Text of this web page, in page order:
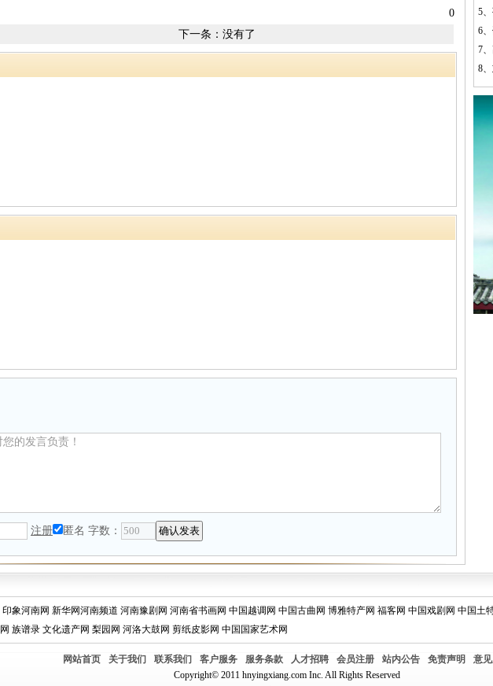
5、
6、
7、
8、
0
下一条：没有了
注册 匿名 字数：
印象河南网 新华网河南频道 河南豫剧网 河南省书画网 中国越调网 中国古曲网 博雅特产网 福客网 中国戏剧网 中国土
族谱录 文化遗产网 梨园网 河洛大鼓网 剪纸皮影网 中国国家艺术网
网站首页 关于我们 联系我们 客户服务 服务条款 人才招聘 会员注册 站内公告 免责声明
意
Copyright© 2011 hnyingxiang.com Inc. All Rights Reserved